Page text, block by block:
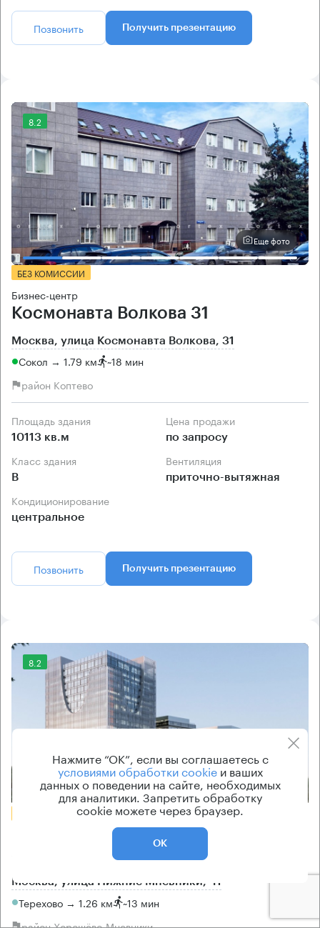
Позвонить Получить презентацию
8.2
Еще фото
БЕЗ КОМИССИИ
Бизнес-центр
Космонавта Волкова 31
Москва, улица Космонавта Волкова, 31
Сокол → 1.79 км ~18 мин
район Коптево
Площадь здания
10113 кв.м
Цена продажи
по запросу
Класс здания
B
Вентиляция
приточно-вытяжная
Кондиционирование
центральное
Позвонить Получить презентацию
8.2
Еще фото
БЕЗ КОМИССИИ
STONE Мневники
Москва, улица Нижние Мнёвники, 41
Терехово → 1.26 км ~13 мин
Нажмите “ОК”, если вы соглашаетесь с
условиями обработки cookieи ваших
данных о поведении на сайте, необходимых
для аналитики. Запретить обработку
cookie можете через браузер.
ОК